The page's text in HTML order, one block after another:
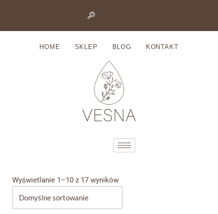
HOME SKLEP BLOG KONTAKT
Wyświetlanie 1–10 z 17 wyników